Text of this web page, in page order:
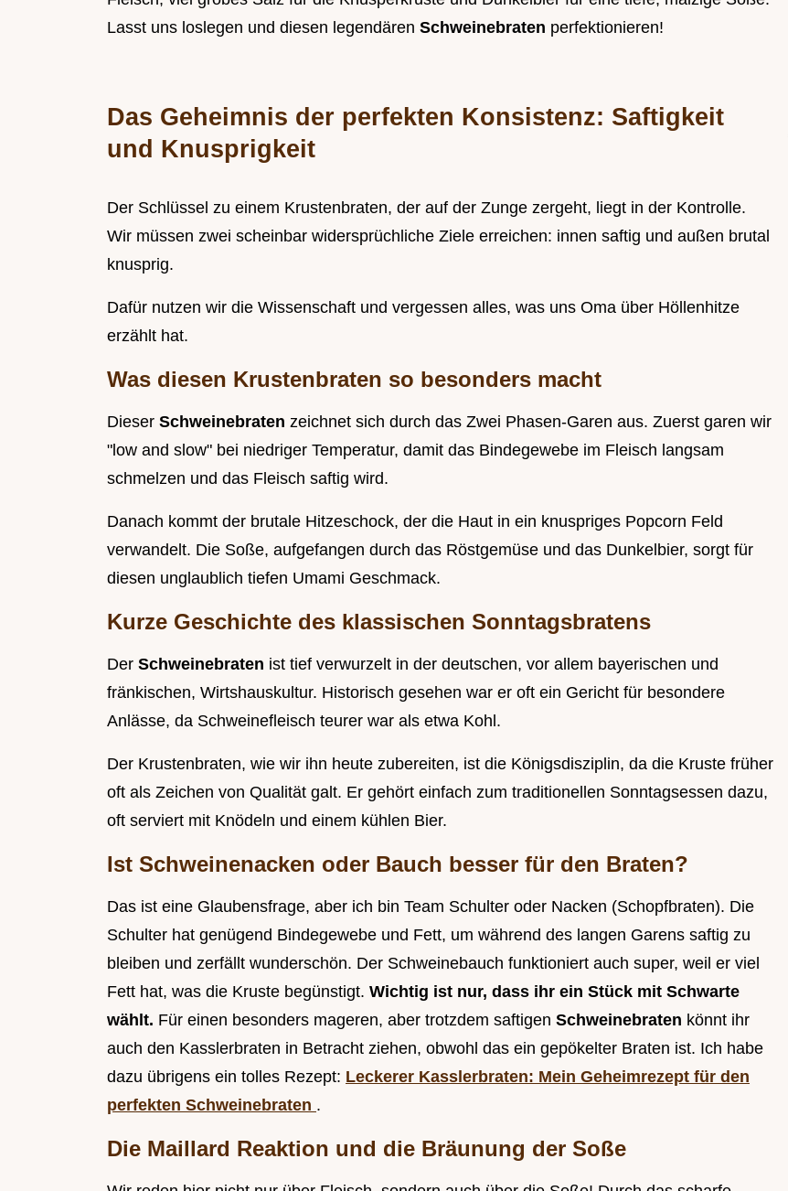
Lasst uns loslegen und diesen legendären Schweinebraten perfektionieren!
Das Geheimnis der perfekten Konsistenz: Saftigkeit
und Knusprigkeit
Der Schlüssel zu einem Krustenbraten, der auf der Zunge zergeht, liegt in der Kontrolle.
Wir müssen zwei scheinbar widersprüchliche Ziele erreichen: innen saftig und außen brutal
knusprig.
Dafür nutzen wir die Wissenschaft und vergessen alles, was uns Oma über Höllenhitze
erzählt hat.
Was diesen Krustenbraten so besonders macht
Dieser Schweinebraten zeichnet sich durch das Zwei Phasen-Garen aus. Zuerst garen wir
"low and slow" bei niedriger Temperatur, damit das Bindegewebe im Fleisch langsam
schmelzen und das Fleisch saftig wird.
Danach kommt der brutale Hitzeschock, der die Haut in ein knuspriges Popcorn Feld
verwandelt. Die Soße, aufgefangen durch das Röstgemüse und das Dunkelbier, sorgt für
diesen unglaublich tiefen Umami Geschmack.
Kurze Geschichte des klassischen Sonntagsbratens
Der Schweinebraten ist tief verwurzelt in der deutschen, vor allem bayerischen und
fränkischen, Wirtshauskultur. Historisch gesehen war er oft ein Gericht für besondere
Anlässe, da Schweinefleisch teurer war als etwa Kohl.
Der Krustenbraten, wie wir ihn heute zubereiten, ist die Königsdisziplin, da die Kruste früher
oft als Zeichen von Qualität galt. Er gehört einfach zum traditionellen Sonntagsessen dazu,
oft serviert mit Knödeln und einem kühlen Bier.
Ist Schweinenacken oder Bauch besser für den Braten?
Das ist eine Glaubensfrage, aber ich bin Team Schulter oder Nacken (Schopfbraten). Die
Schulter hat genügend Bindegewebe und Fett, um während des langen Garens saftig zu
bleiben und zerfällt wunderschön. Der Schweinebauch funktioniert auch super, weil er viel
Fett hat, was die Kruste begünstigt. Wichtig ist nur, dass ihr ein Stück mit Schwarte
wählt. Für einen besonders mageren, aber trotzdem saftigen Schweinebraten könnt ihr
auch den Kasslerbraten in Betracht ziehen, obwohl das ein gepökelter Braten ist. Ich habe
dazu übrigens ein tolles Rezept: Leckerer Kasslerbraten: Mein Geheimrezept für den
perfekten Schweinebraten .
Die Maillard Reaktion und die Bräunung der Soße